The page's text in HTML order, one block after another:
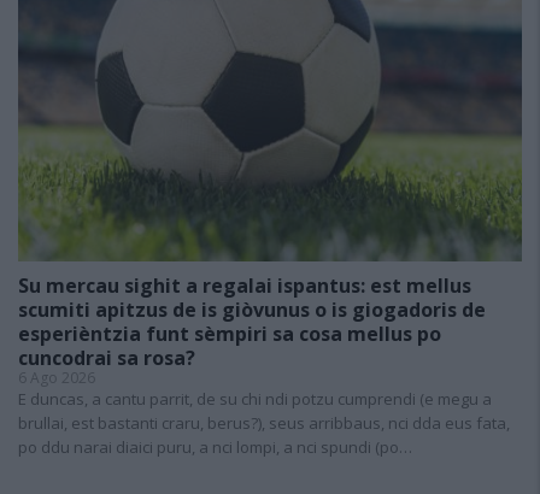
Su mercau sighit a regalai ispantus: est mellus
scumiti apitzus de is giòvunus o is giogadoris de
esperièntzia funt sèmpiri sa cosa mellus po
cuncodrai sa rosa?
6 Ago 2026
E duncas, a cantu parrit, de su chi ndi potzu cumprendi (e megu a
brullai, est bastanti craru, berus?), seus arribbaus, nci dda eus fata,
po ddu narai diaici puru, a nci lompi, a nci spundi (po…